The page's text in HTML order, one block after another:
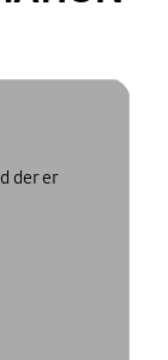
der er